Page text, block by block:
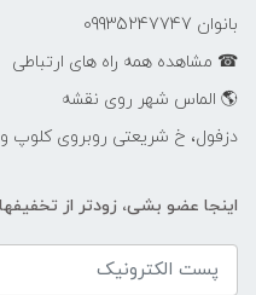
بانوان 09935247747
☎ مشاهده همه راه های ارتباطی
🌎 الماس شهر روی نقشه
دزفول، خ شریعتی روبروی کلوپ
اینجا عضو بشی، زودتر از